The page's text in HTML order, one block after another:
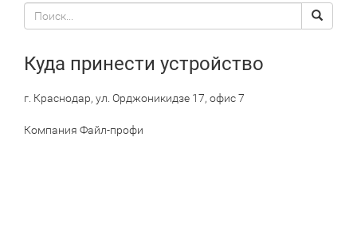
Поиск
по
сайту
Search
Куда принести устройство
г. Краснодар, ул. Орджоникидзе 17, офис 7
Компания Файл-профи